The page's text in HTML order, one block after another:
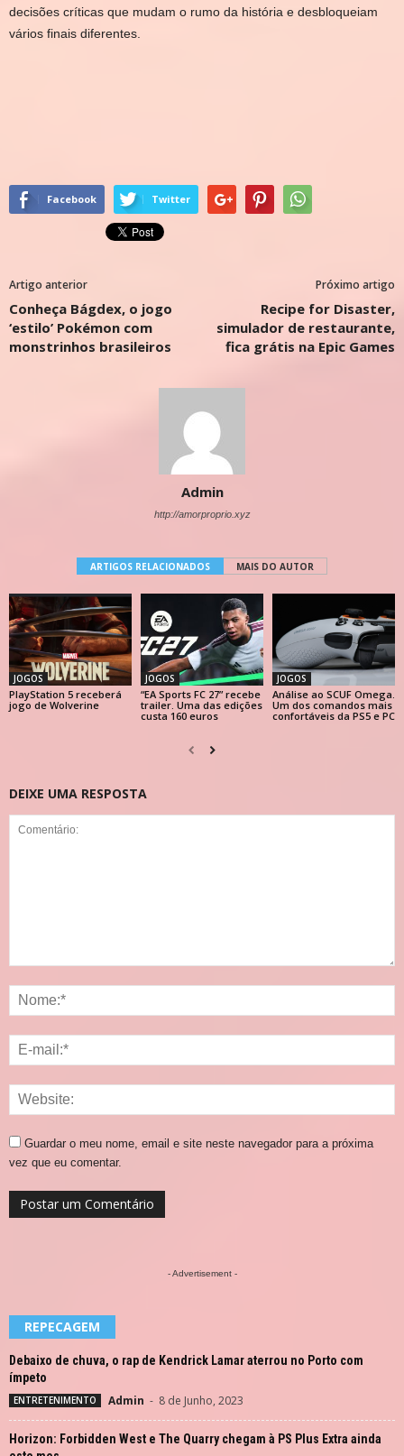
decisões críticas que mudam o rumo da história e desbloqueiam
vários finais diferentes.
Facebook Twitter
Artigo anterior
Conheça Bágdex, o jogo
‘estilo’ Pokémon com
monstrinhos brasileiros
Próximo artigo
Recipe for Disaster,
simulador de restaurante,
fica grátis na Epic Games
Admin
http://amorproprio.xyz
ARTIGOS RELACIONADOS MAIS DO AUTOR
JOGOS
PlayStation 5 receberá
jogo de Wolverine
JOGOS
“EA Sports FC 27” recebe
trailer. Uma das edições
custa 160 euros
JOGOS
Análise ao SCUF Omega.
Um dos comandos mais
confortáveis da PS5 e PC
DEIXE UMA RESPOSTA
Guardar o meu nome, email e site neste navegador para a próxima
vez que eu comentar.
- Advertisement -
REPECAGEM
Debaixo de chuva, o rap de Kendrick Lamar aterrou no Porto com
ímpeto
ENTRETENIMENTO Admin - 8 de Junho, 2023
Horizon: Forbidden West e The Quarry chegam à PS Plus Extra ainda